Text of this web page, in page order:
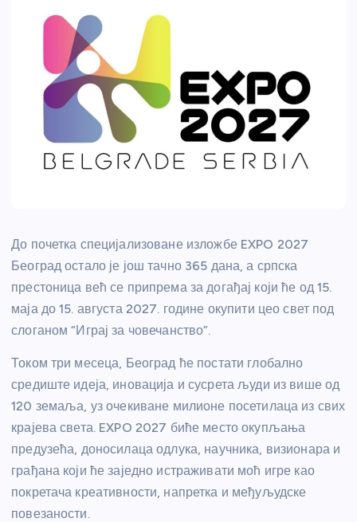
До почетка специјализоване изложбе EXPO 2027
Београд остало је још тачно 365 дана, а српска
престоница већ се припрема за догађај који ће од 15.
маја до 15. августа 2027. године окупити цео свет под
слоганом “Играј за човечанство”.
Током три месеца, Београд ће постати глобално
средиште идеја, иновација и сусрета људи из више од
120 земаља, уз очекиване милионе посетилаца из свих
крајева света. EXPO 2027 биће место окупљања
предузећа, доносилаца одлука, научника, визионара и
грађана који ће заједно истраживати моћ игре као
покретача креативности, напретка и међуљудске
повезаности.